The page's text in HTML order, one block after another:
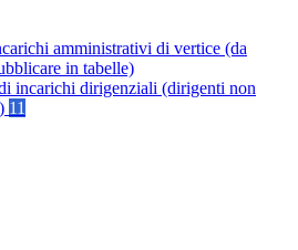
amministrativi di vertice (da
in tabelle)
incarichi dirigenziali (dirigenti non
11